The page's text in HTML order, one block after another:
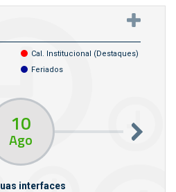
Cal. Institucional (destaques)
Feriados
10
Ago
interfaces